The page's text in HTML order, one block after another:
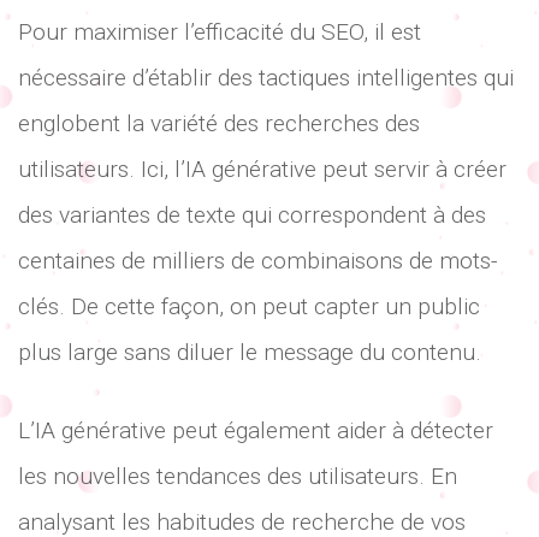
Pour maximiser l’efficacité du SEO, il est
nécessaire d’établir des tactiques intelligentes qui
englobent la variété des recherches des
utilisateurs. Ici, l’IA générative peut servir à créer
des variantes de texte qui correspondent à des
centaines de milliers de combinaisons de mots-
clés. De cette façon, on peut capter un public
plus large sans diluer le message du contenu.
L’IA générative peut également aider à détecter
les nouvelles tendances des utilisateurs. En
analysant les habitudes de recherche de vos